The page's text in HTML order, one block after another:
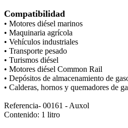
Compatibilidad
• Motores diésel marinos
• Maquinaria agrícola
• Vehículos industriales
• Transporte pesado
• Turismos diésel
• Motores diésel Common Rail
• Depósitos de almacenamiento de
• Calderas, hornos y quemadores de
Referencia- 00161 - Auxol
Contenido: 1 litro